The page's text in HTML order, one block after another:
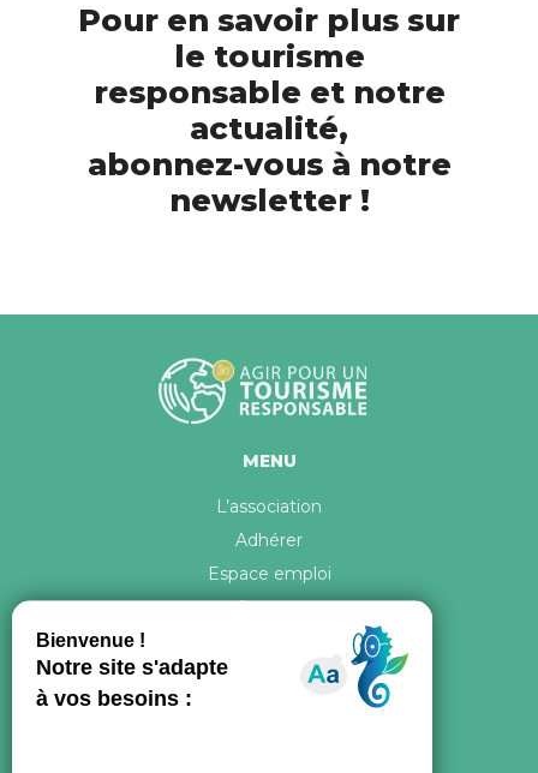
Pour en savoir plus sur
le tourisme
responsable et notre
actualité,
abonnez-vous à notre
newsletter !
MENU
L’association
Adhérer
Espace emploi
Contact